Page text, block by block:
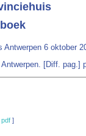
Antwerpen 6 oktober
[Diff. pag.]
pdf ]